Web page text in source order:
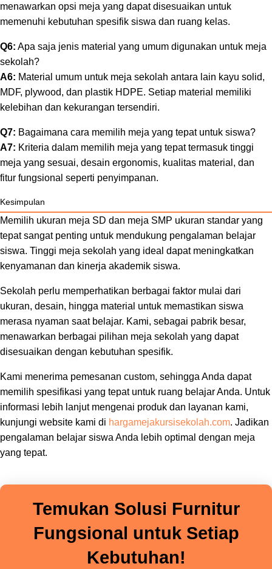
menawarkan opsi meja yang dapat disesuaikan untuk
memenuhi kebutuhan spesifik siswa dan ruang kelas.
Q6: Apa saja jenis material yang umum digunakan untuk meja
sekolah?
A6: Material umum untuk meja sekolah antara lain kayu solid,
MDF, plywood, dan plastik HDPE. Setiap material memiliki
kelebihan dan kekurangan tersendiri.
Q7: Bagaimana cara memilih meja yang tepat untuk siswa?
A7: Kriteria dalam memilih meja yang tepat termasuk tinggi
meja yang sesuai, desain ergonomis, kualitas material, dan
fitur fungsional seperti penyimpanan.
Kesimpulan
Memilih ukuran meja SD dan meja SMP ukuran standar yang
tepat sangat penting untuk mendukung pengalaman belajar
siswa. Tinggi meja sekolah yang ideal dapat meningkatkan
kenyamanan dan kinerja akademik siswa.
Sekolah perlu memperhatikan berbagai faktor mulai dari
ukuran, desain, hingga material untuk memastikan siswa
merasa nyaman saat belajar. Kami, sebagai pabrik besar,
menawarkan berbagai pilihan meja sekolah yang dapat
disesuaikan dengan kebutuhan spesifik.
Kami menerima pemesanan custom, sehingga Anda dapat
memilih spesifikasi yang tepat untuk ruang belajar Anda. Untuk
informasi lebih lanjut mengenai produk dan layanan kami,
kunjungi website kami di hargamejakursisekolah.com. Jadikan
pengalaman belajar siswa Anda lebih optimal dengan meja
yang tepat.
Temukan Solusi Furnitur
Fungsional untuk Setiap
Kebutuhan!